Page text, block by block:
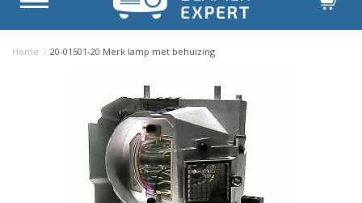
Home / 20-01501-20 Merk lamp met behuizing